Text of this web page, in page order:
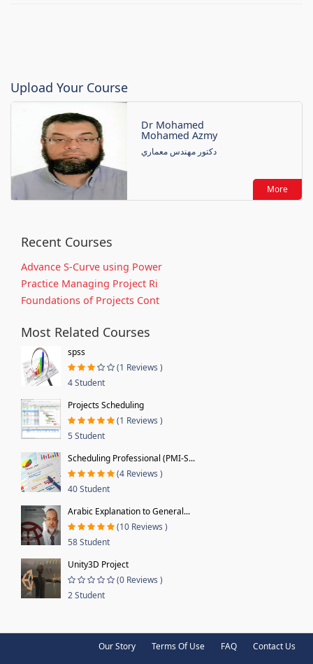
Upload Your Course
Dr Mohamed
Mohamed Azmy
دكتور مهندس معماري
More
Recent Courses
Advance S-Curve using Power
Practice Managing Project Ri
Foundations of Projects Cont
Most Related Courses
spss
(1 Reviews )
4 Student
Projects Scheduling
(1 Reviews )
5 Student
Scheduling Professional (PMI-S...
(4 Reviews )
40 Student
Arabic Explanation to General...
(10 Reviews )
58 Student
Unity3D Project
(0 Reviews )
2 Student
Our Story Terms Of Use FAQ Contact Us